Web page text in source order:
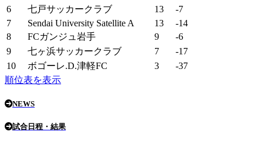
6
七戸サッカークラブ 13
-7
7
Sendai University Satellite A 13
-14
8
FCガンジュ岩手 9
-6
9
七ヶ浜サッカークラブ 7
-17
10
ボゴーレ.D.津軽FC 3
-37
順位表を表示
NEWS
試合日程・結果